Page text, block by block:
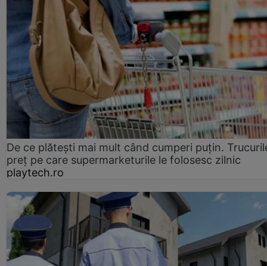
De ce plătești mai mult când cumperi puțin.
preț pe care supermarketurile le folosesc zilnic
playtech.ro